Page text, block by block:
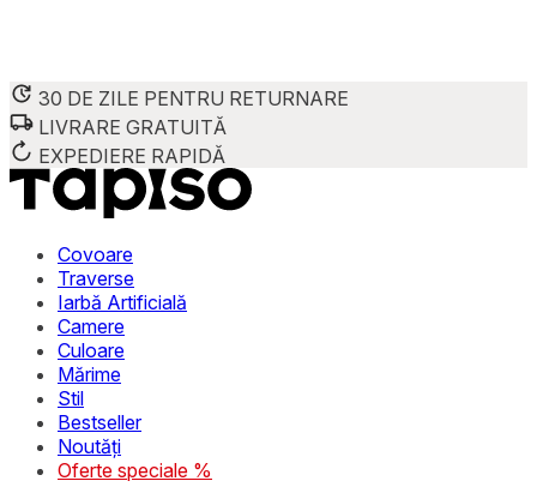
30 DE ZILE PENTRU RETURNARE
LIVRARE GRATUITĂ
EXPEDIERE RAPIDĂ
Covoare
Traverse
Iarbă Artificială
Camere
Culoare
Mărime
Stil
Bestseller
Noutăți
Oferte speciale %
Folosim cookie-uri pentru a personaliza conținutul și
Împărtășim informații despre modul în care utilizezi
combina aceste informații cu alte date primite de la tine
stochează date care permit identificarea persoanei.
preferată sau regiunea în care se află utilizatorul.
Statistică